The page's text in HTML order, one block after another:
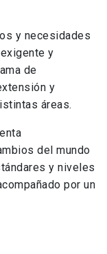
y necesidades
y
de
y
áreas.
del mundo
y niveles
por un